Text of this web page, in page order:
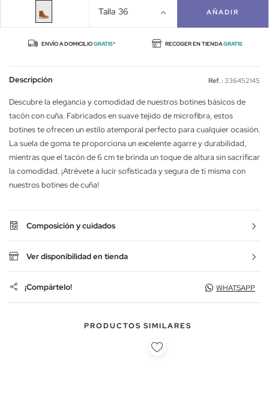
Talla 36 AÑADIR
ENVÍO A DOMICILIOGRATIS* RECOGER EN TIENDAGRATIS
Descripción Ref. : 336452145
Descubre la elegancia y comodidad de nuestros botines básicos de
tacón con cuña. Fabricados en suave tejido de microfibra, estos
botines te ofrecen un estilo atemporal perfecto para cualquier ocasión.
La suela de goma te proporciona un excelente agarre y durabilidad,
mientras que el tacón de 6 cm te brinda un toque de altura sin sacrificar
la comodidad. ¡Atrévete a lucir sofisticada y segura de ti misma con
nuestros botines de cuña!
Composición y cuidados
Ver disponibilidad en tienda
¡Compártelo! WHATSAPP
PRODUCTOS SIMILARES